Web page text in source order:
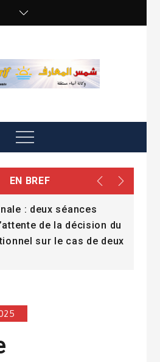
Menu
EN BREF
: deux séances
de la décision du
sur le cas de deux